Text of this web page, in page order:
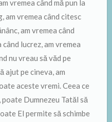
vremea când mă pun la
am vremea când citesc
am vremea când
lucrez, am vremea
nu vreau să văd pe
ajut pe cineva, am
aceste vremi. Ceea ce
Dumnezeu Tatăl să
El permite să schimbe